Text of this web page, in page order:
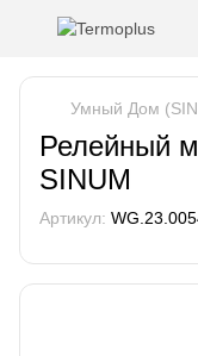
Умный Дом
Релейный
SINUM
Артикул: